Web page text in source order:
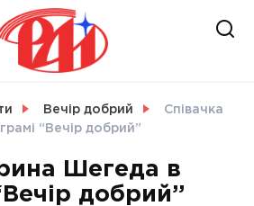
Вечір добрий
Співачка
“Вечір добрий”
Шегеда в
добрий”